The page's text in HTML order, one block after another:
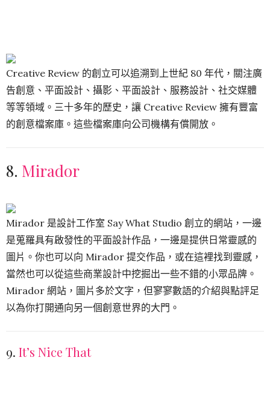
Creative Review 的創立可以追溯到上世紀 80 年代，關注廣
告創意、平面設計、攝影、平面設計、服務設計、社交媒體
等等領域。三十多年的歷史，讓 Creative Review 擁有豐富
的創意檔案庫。這些檔案庫向公司機構有償開放。
8. Mirador
Mirador 是設計工作室 Say What Studio 創立的網站，一邊
是蒐羅具有啟發性的平面設計作品，一邊是提供日常靈感的
圖片。你也可以向 Mirador 提交作品，或在這裡找到靈感，
當然也可以從這些商業設計中挖掘出一些不錯的小眾品牌。
Mirador 網站，圖片多於文字，但寥寥數語的介紹與點評足
以為你打開通向另一個創意世界的大門。
9. It’s Nice That